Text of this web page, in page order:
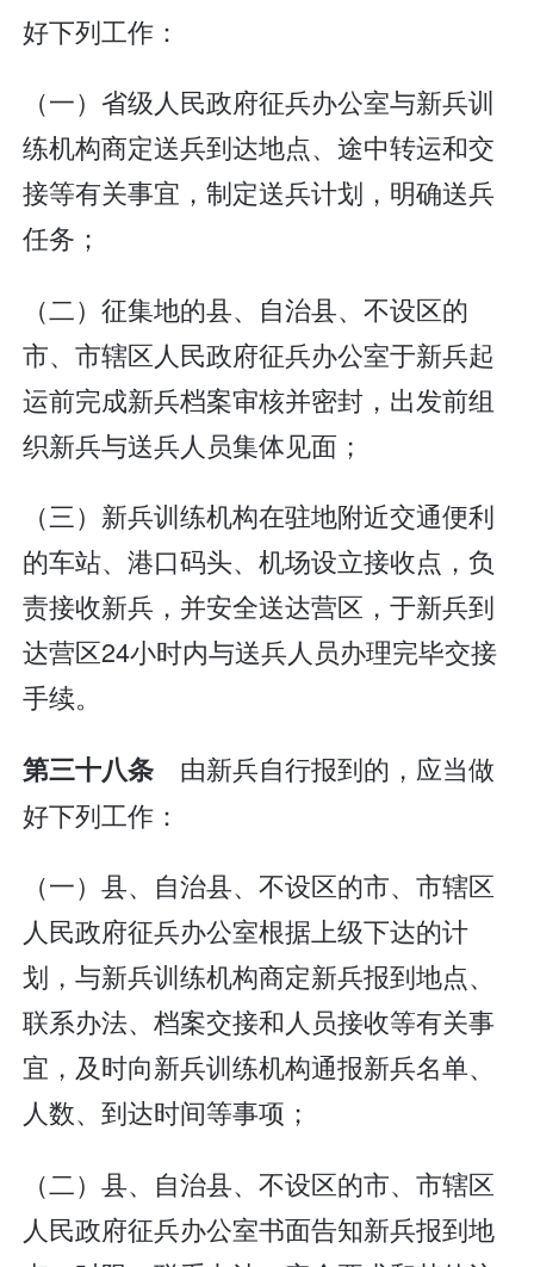
好下列工作：
（一）省级人民政府征兵办公室与新兵训
练机构商定送兵到达地点、途中转运和交
接等有关事宜，制定送兵计划，明确送兵
任务；
（二）征集地的县、自治县、不设区的
市、市辖区人民政府征兵办公室于新兵起
运前完成新兵档案审核并密封，出发前组
织新兵与送兵人员集体见面；
（三）新兵训练机构在驻地附近交通便利
的车站、港口码头、机场设立接收点，负
责接收新兵，并安全送达营区，于新兵到
达营区24小时内与送兵人员办理完毕交接
手续。
第三十八条 由新兵自行报到的，应当做
好下列工作：
（一）县、自治县、不设区的市、市辖区
人民政府征兵办公室根据上级下达的计
划，与新兵训练机构商定新兵报到地点、
联系办法、档案交接和人员接收等有关事
宜，及时向新兵训练机构通报新兵名单、
人数、到达时间等事项；
（二）县、自治县、不设区的市、市辖区
人民政府征兵办公室书面告知新兵报到地